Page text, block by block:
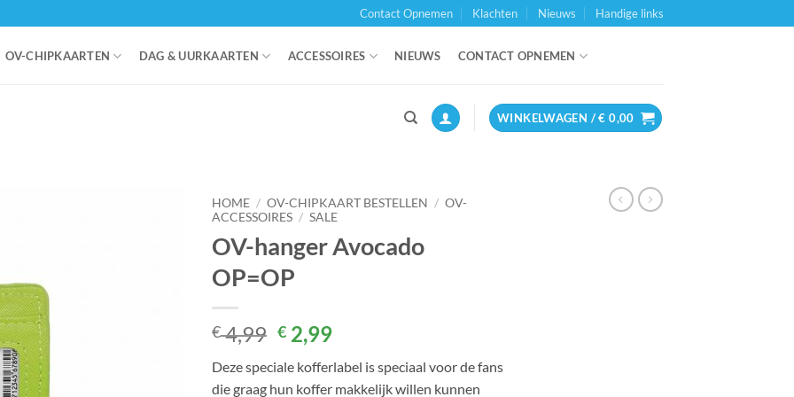
Contact Opnemen Klachten Nieuws Handige links
OV-CHIPKAARTEN DAG & UURKAARTEN ACCESSOIRES NIEUWS CONTACT OPNEMEN
WINKELWAGEN /€ 0,00
HOME / OV-CHIPKAART BESTELLEN / OV-
ACCESSOIRES / SALE
OV-hanger Avocado
OP=OP
€4,99 Oorspronkelijke
prijs
was:
€ 2,99Huidige
is:
Deze speciale kofferlabel is speciaal voor de fans
die graag hun koffer makkelijk willen kunnen